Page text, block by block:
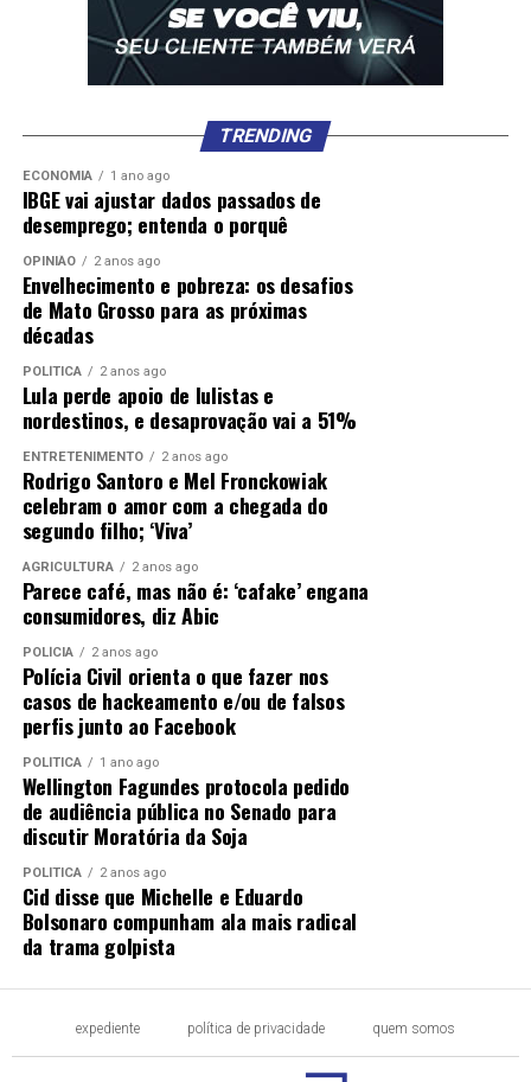
TRENDING
ECONOMIA 1 ano ago
IBGE vai ajustar dados passados de
desemprego; entenda o porquê
OPINIÃO 2 anos ago
Envelhecimento e pobreza: os desafios
de Mato Grosso para as próximas
décadas
POLÍTICA 2 anos ago
Lula perde apoio de lulistas e
nordestinos, e desaprovação vai a 51%
ENTRETENIMENTO 2 anos ago
Rodrigo Santoro e Mel Fronckowiak
celebram o amor com a chegada do
segundo filho; ‘Viva’
AGRICULTURA 2 anos ago
Parece café, mas não é: ‘cafake’ engana
consumidores, diz Abic
POLÍCIA 2 anos ago
Polícia Civil orienta o que fazer nos
casos de hackeamento e/ou de falsos
perfis junto ao Facebook
POLÍTICA 1 ano ago
Wellington Fagundes protocola pedido
de audiência pública no Senado para
discutir Moratória da Soja
POLÍTICA 2 anos ago
Cid disse que Michelle e Eduardo
Bolsonaro compunham ala mais radical
da trama golpista
expediente política de privacidade quem somos